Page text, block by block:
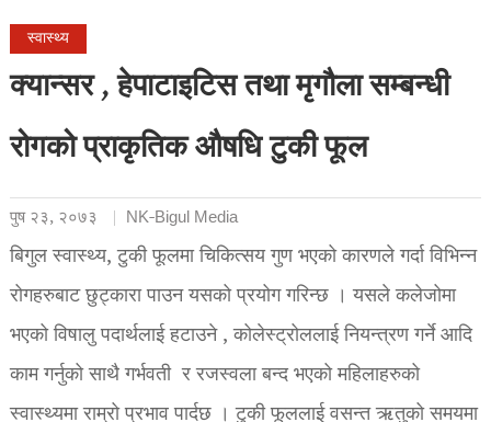
स्वास्थ्य
क्यान्सर , हेपाटाइटिस तथा मृगौला सम्बन्धी
रोगको प्राकृतिक औषधि टुकी फूल
पुष २३, २०७३ NK-Bigul Media
बिगुल स्वास्थ्य, टुकी फूलमा चिकित्सय गुण भएको कारणले गर्दा विभिन्न
रोगहरुबाट छुट्कारा पाउन यसको प्रयोग गरिन्छ । यसले कलेजोमा
भएको विषालु पदार्थलाई हटाउने , कोलेस्ट्रोललाई नियन्त्रण गर्ने आदि
काम गर्नुको साथै गर्भवती र रजस्वला बन्द भएको महिलाहरुको
स्वास्थ्यमा राम्रो प्रभाव पार्दछ । टुकी फूललाई वसन्त ऋतुको समयमा